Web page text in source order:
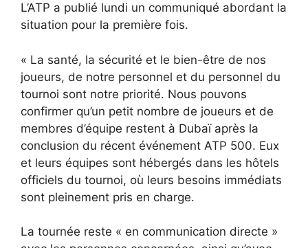
L’ATP a publié lundi un communiqué abordant la
situation pour la première fois.
« La santé, la sécurité et le bien-être de nos
joueurs, de notre personnel et du personnel du
tournoi sont notre priorité. Nous pouvons
confirmer qu’un petit nombre de joueurs et de
membres d’équipe restent à Dubaï après la
conclusion du récent événement ATP 500. Eux
et leurs équipes sont hébergés dans les hôtels
officiels du tournoi, où leurs besoins immédiats
sont pleinement pris en charge.
La tournée reste « en communication directe »